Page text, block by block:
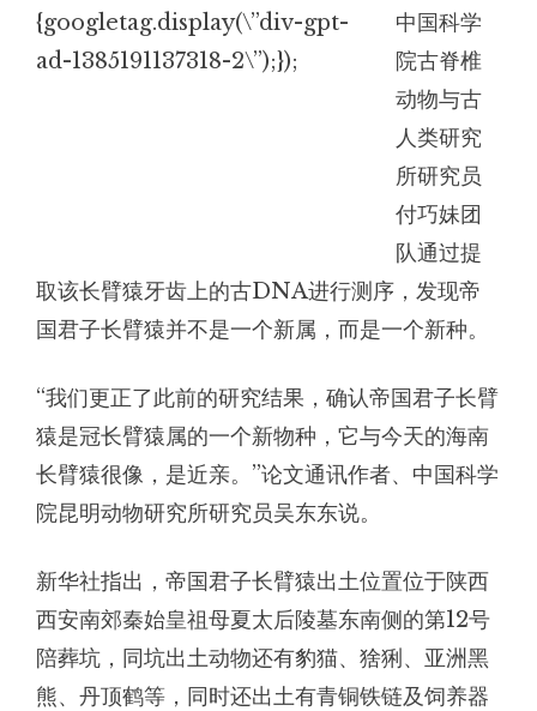
{googletag.display(\”div-gpt-
ad-1385191137318-2\”);});
中国科学
院古脊椎
动物与古
人类研究
所研究员
付巧妹团
队通过提
取该长臂猿牙齿上的古DNA进行测序，发现帝
国君子长臂猿并不是一个新属，而是一个新种。
“我们更正了此前的研究结果，确认帝国君子长臂
猿是冠长臂猿属的一个新物种，它与今天的海南
长臂猿很像，是近亲。”论文通讯作者、中国科学
院昆明动物研究所研究员吴东东说。
新华社指出，帝国君子长臂猿出土位置位于陕西
西安南郊秦始皇祖母夏太后陵墓东南侧的第12号
陪葬坑，同坑出土动物还有豹猫、猞猁、亚洲黑
熊、丹顶鹤等，同时还出土有青铜铁链及饲养器